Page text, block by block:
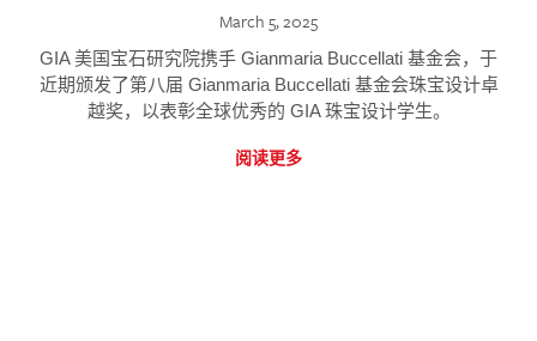
March 5, 2025
GIA 美国宝石研究院携手 Gianmaria Buccellati 基金会，于
近期颁发了第八届 Gianmaria Buccellati 基金会珠宝设计卓
越奖，以表彰全球优秀的 GIA 珠宝设计学生。
阅读更多